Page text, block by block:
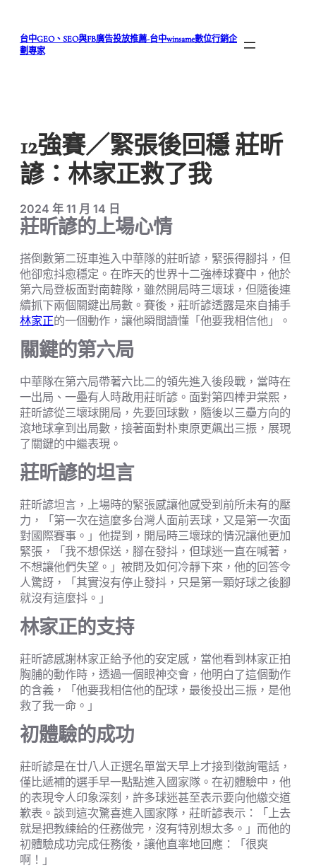
台中GEO、SEO與FB廣告投放推薦-台中winsame數位行銷企
劃專家
12強賽／緊張後回穩 莊昕
諺：林家正救了我
2024 年 11 月 14 日
莊昕諺的上場心情
搭倒數第二班車進入中華隊的莊昕諺，緊張得腳抖，但
他卻愈抖愈穩定。在昨天的世界十二強棒球賽中，他於
第六局登板面對南韓隊，雖然開局時三壞球，但隨後連
續抓下兩個關鍵出局數。賽後，莊昕諺透露是來自捕手
林家正的一個動作，讓他瞬間讀懂「他要我相信他」。
關鍵的第六局
中華隊在第六局帶著六比二的領先進入後段戰，當時在
一出局、一壘有人時啟用莊昕諺。面對第四棒尹棠熙，
莊昕諺從三壞球開局，先要回球數，隨後以三壘方向的
滾地球拿到出局數，接著面對朴東原更飆出三振，展現
了關鍵的中繼表現。
莊昕諺的坦言
莊昕諺坦言，上場時的緊張感讓他感受到前所未有的壓
力，「第一次在這麼多台灣人面前丟球，又是第一次面
對國際賽事。」他提到，開局時三壞球的情況讓他更加
緊張，「我不想保送，腳在發抖，但球迷一直在喊著，
不想讓他們失望。」被問及如何冷靜下來，他的回答令
人驚訝，「其實沒有停止發抖，只是第一顆好球之後腳
就沒有這麼抖。」
林家正的支持
莊昕諺感謝林家正給予他的安定感，當他看到林家正拍
胸脯的動作時，透過一個眼神交會，他明白了這個動作
的含義，「他要我相信他的配球，最後投出三振，是他
救了我一命。」
初體驗的成功
莊昕諺是在廿八人正選名單當天早上才接到徵詢電話，
僅比遞補的選手早一點點進入國家隊。在初體驗中，他
的表現令人印象深刻，許多球迷甚至表示要向他繳交道
歉表。談到這次驚喜進入國家隊，莊昕諺表示：「上去
就是把教練給的任務做完，沒有特別想太多。」而他的
初體驗成功完成任務後，讓他直率地回應：「很爽
啊！」